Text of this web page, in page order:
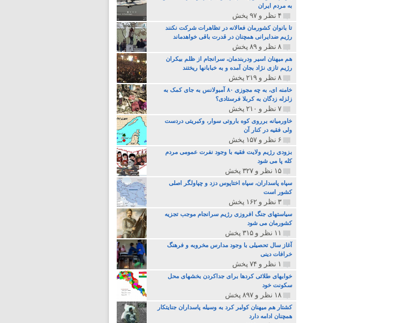
به مردم ایران
۴ نظر و ۹۷ پخش
تا بانوان کشورمان فعالانه در تظاهرات شرکت نکنند
رژیم ضدایرانی همچنان در قدرت باقی خواهدماند
۸ نظر و ۸۹ پخش
هم میهنان اسیر ودربندمان، سرانجام از ظلم بیکران
رژیم تازی نژاد بجان آمده و به خبابانها ریختند
۸ نظر و ۲۱۹ پخش
خامنه ای، به چه مجوزی ۸۰ آمبولانس به جای کمک به
زلزله زدگان به کربلا فرستادی؟
۷ نظر و ۲۱۰ پخش
خاورمیانه برروی کوه باروتی سوار، وکبریتی دردست
ولی فقیه در کنار آن
۶ نظر و ۱۵۷ پخش
بزودی رژیم ولایت فقیه با وجود نفرت عمومی مردم
کله پا می شود
۱۵ نظر و ۳۲۷ پخش
سپاه پاسداران، سپاه اختاپوس دزد و چپاولگر اصلی
کشور است
۳ نظر و ۱۶۲ پخش
سیاستهای جنگ افروزی رژیم سرانجام موجب تجزیه
کشورمان می شود
۱۱ نظر و ۳۱۵ پخش
آغاز سال تحصیلی با وجود مدارس مخروبه و فرهنگ
خرافات دینی
۱ نظر و ۷۴ پخش
خوابهای طلائی کردها برای جداکردن بخشهای محل
سکونت خود
۱۸ نظر و ۸۹۷ پخش
کشتار هم میهنان کولبر کرد به وسیله پاسداران جنایتکار
همچنان ادامه دارد